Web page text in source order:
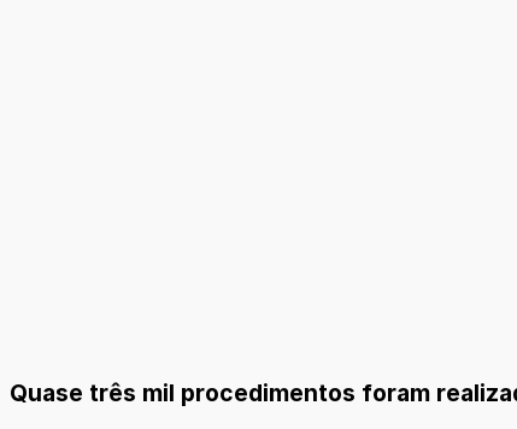
Quase três mil procedimentos foram